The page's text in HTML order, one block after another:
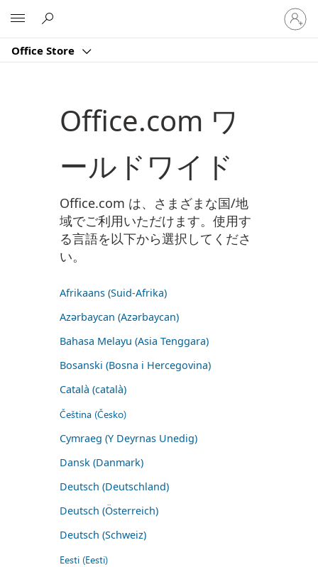
Office Store
ア
カ
ウ
Office.com ワ
ールドワイド
Office.com は、さまざまな国/地
域でご利用いただけます。使用す
る言語を以下から選択してくださ
い。
Afrikaans (Suid-Afrika)
Azərbaycan (Azərbaycan)
Bahasa Melayu (Asia Tenggara)
Bosanski (Bosna i Hercegovina)
Català (català)
Čeština (Česko)
Cymraeg (Y Deyrnas Unedig)
Dansk (Danmark)
Deutsch (Deutschland)
Deutsch (Österreich)
Deutsch (Schweiz)
Eesti (Eesti)